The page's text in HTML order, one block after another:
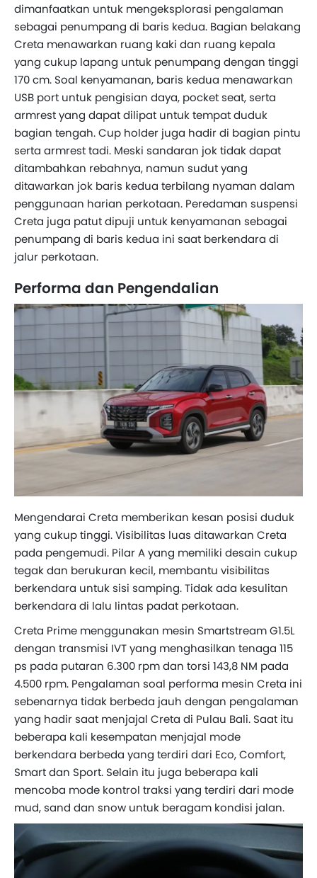
dimanfaatkan untuk mengeksplorasi pengalaman
sebagai penumpang di baris kedua. Bagian belakang
Creta menawarkan ruang kaki dan ruang kepala
yang cukup lapang untuk penumpang dengan tinggi
170 cm. Soal kenyamanan, baris kedua menawarkan
USB port untuk pengisian daya, pocket seat, serta
armrest yang dapat dilipat untuk tempat duduk
bagian tengah. Cup holder juga hadir di bagian pintu
serta armrest tadi. Meski sandaran jok tidak dapat
ditambahkan rebahnya, namun sudut yang
ditawarkan jok baris kedua terbilang nyaman dalam
penggunaan harian perkotaan. Peredaman suspensi
Creta juga patut dipuji untuk kenyamanan sebagai
penumpang di baris kedua ini saat berkendara di
jalur perkotaan.
Performa dan Pengendalian
Mengendarai Creta memberikan kesan posisi duduk
yang cukup tinggi. Visibilitas luas ditawarkan Creta
pada pengemudi. Pilar A yang memiliki desain cukup
tegak dan berukuran kecil, membantu visibilitas
berkendara untuk sisi samping. Tidak ada kesulitan
berkendara di lalu lintas padat perkotaan.
Creta Prime menggunakan mesin Smartstream G1.5L
dengan transmisi IVT yang menghasilkan tenaga 115
ps pada putaran 6.300 rpm dan torsi 143,8 NM pada
4.500 rpm. Pengalaman soal performa mesin Creta ini
sebenarnya tidak berbeda jauh dengan pengalaman
yang hadir saat menjajal Creta di Pulau Bali. Saat itu
beberapa kali kesempatan menjajal mode
berkendara berbeda yang terdiri dari Eco, Comfort,
Smart dan Sport. Selain itu juga beberapa kali
mencoba mode kontrol traksi yang terdiri dari mode
mud, sand dan snow untuk beragam kondisi jalan.